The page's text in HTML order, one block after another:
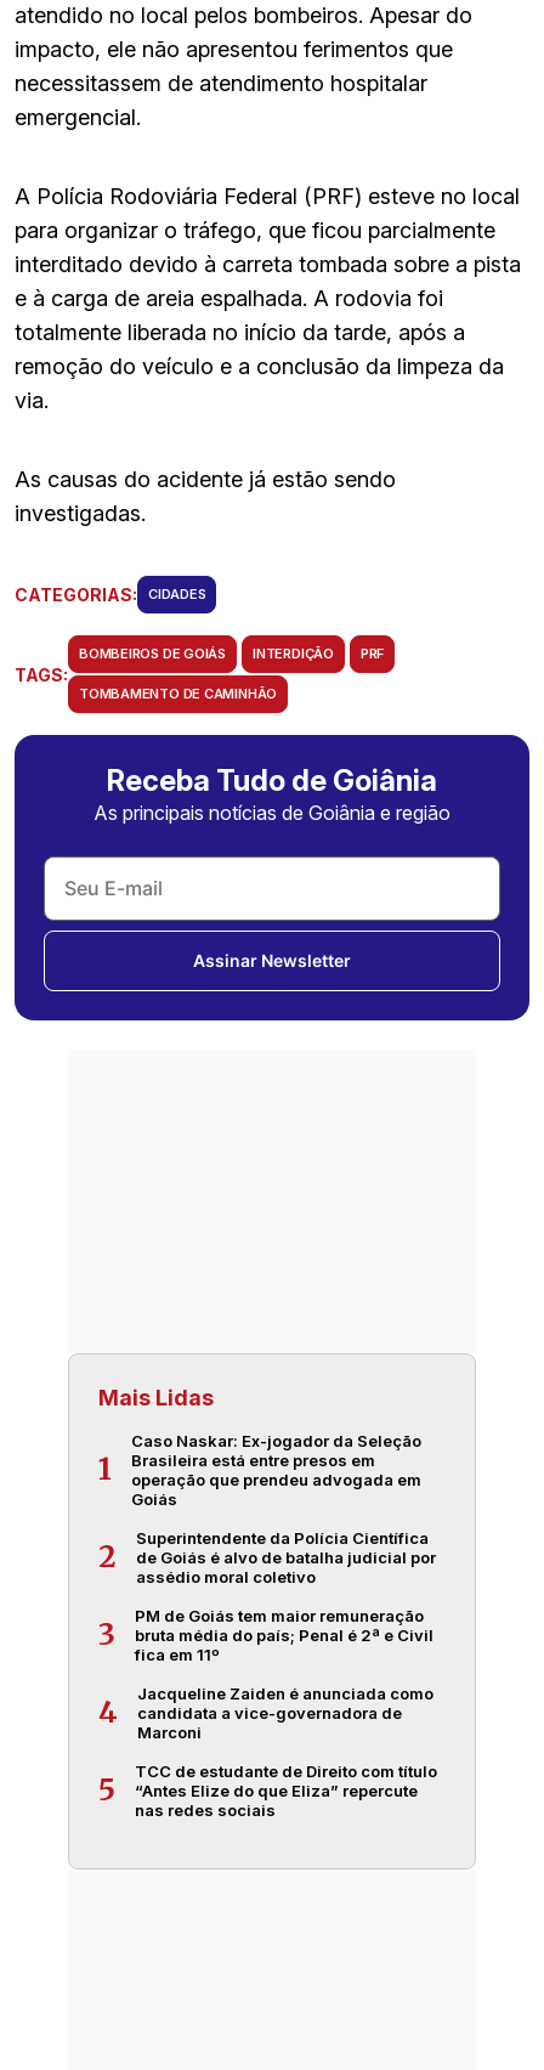
atendido no local pelos bombeiros. Apesar do
impacto, ele não apresentou ferimentos que
necessitassem de atendimento hospitalar
emergencial.
A Polícia Rodoviária Federal (PRF) esteve no local
para organizar o tráfego, que ficou parcialmente
interditado devido à carreta tombada sobre a pista
e à carga de areia espalhada. A rodovia foi
totalmente liberada no início da tarde, após a
remoção do veículo e a conclusão da limpeza da
via.
As causas do acidente já estão sendo
investigadas.
CATEGORIAS: CIDADES
TAGS:
BOMBEIROS DE GOIÁS INTERDIÇÃO PRF
TOMBAMENTO DE CAMINHÃO
Receba Tudo de Goiânia
As principais notícias de Goiânia e região
Assinar Newsletter
Mais Lidas
1
Caso Naskar: Ex-jogador da Seleção
Brasileira está entre presos em
operação que prendeu advogada em
Goiás
2
Superintendente da Polícia Científica
de Goiás é alvo de batalha judicial por
assédio moral coletivo
3
PM de Goiás tem maior remuneração
bruta média do país; Penal é 2ª e Civil
fica em 11º
4
Jacqueline Zaiden é anunciada como
candidata a vice-governadora de
Marconi
5
TCC de estudante de Direito com título
“Antes Elize do que Eliza” repercute
nas redes sociais